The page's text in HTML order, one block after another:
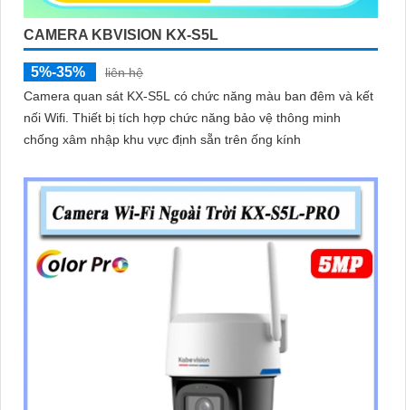
CAMERA KBVISION KX-S5L
5%-35%
liên hệ
Camera quan sát KX-S5L có chức năng màu ban đêm và kết
nối Wifi. Thiết bị tích hợp chức năng bảo vệ thông minh
chống xâm nhập khu vực định sẵn trên ống kính